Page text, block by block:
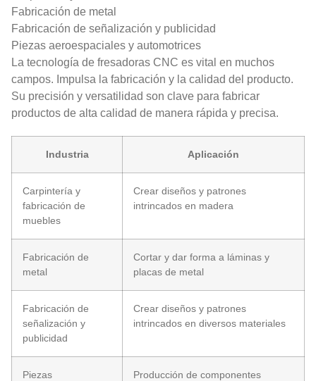
Fabricación de metal
Fabricación de señalización y publicidad
Piezas aeroespaciales y automotrices
La tecnología de fresadoras CNC es vital en muchos
campos. Impulsa la fabricación y la calidad del producto.
Su precisión y versatilidad son clave para fabricar
productos de alta calidad de manera rápida y precisa.
Industria Aplicación
Carpintería y
fabricación de
muebles
Crear diseños y patrones
intrincados en madera
Fabricación de
metal
Cortar y dar forma a láminas y
placas de metal
Fabricación de
señalización y
publicidad
Crear diseños y patrones
intrincados en diversos materiales
Piezas
Producción de componentes